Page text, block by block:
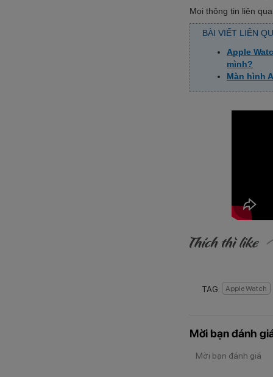
Mọi thông tin liên
BÀI VIẾT LIÊN
Apple
mình?
Màn hình
TAG: Apple Watch
Mời bạn đánh
Mời bạn đánh giá